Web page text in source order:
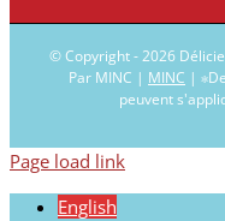
© Copyright -2026
Par MINC | MINC |
peuvent
Page load link
English